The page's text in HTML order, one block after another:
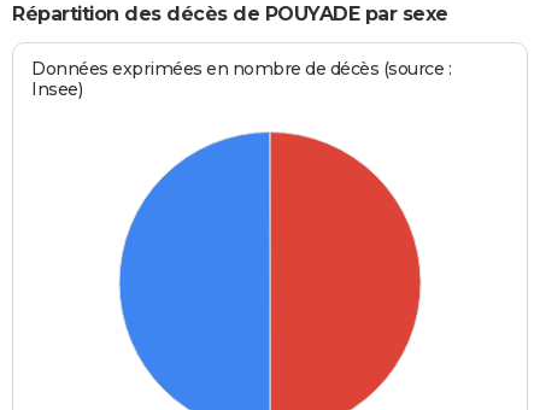
Répartition des décès de POUYADE par sexe
Données exprimées en nombre de décès (source :
Insee)